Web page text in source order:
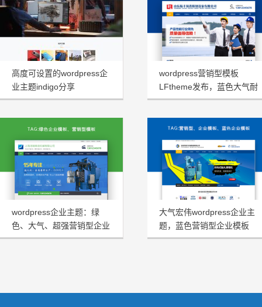
高度可设置的wordpress企
业主题indigo分享
wordpress营销型模板
LFtheme发布，蓝色大气耐
看型首选
wordpress企业主题：绿
色、大气、超强营销型企业
模板HRtheme发布
大气宏伟wordpress企业主
题，蓝色营销型企业模板
HJtheme发布